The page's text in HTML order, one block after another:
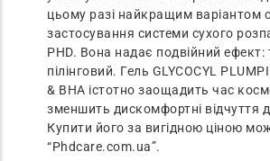
цьому разі найкращим варіантом
застосування системи сухого
PHD. Вона надає подвійний ефект:
пілінговий. Гель GLYCOCYL
& BHA істотно заощадить час
зменшить дискомфортні відчуття
Купити його за вигідною ціною
“Phdcare.com.ua”.